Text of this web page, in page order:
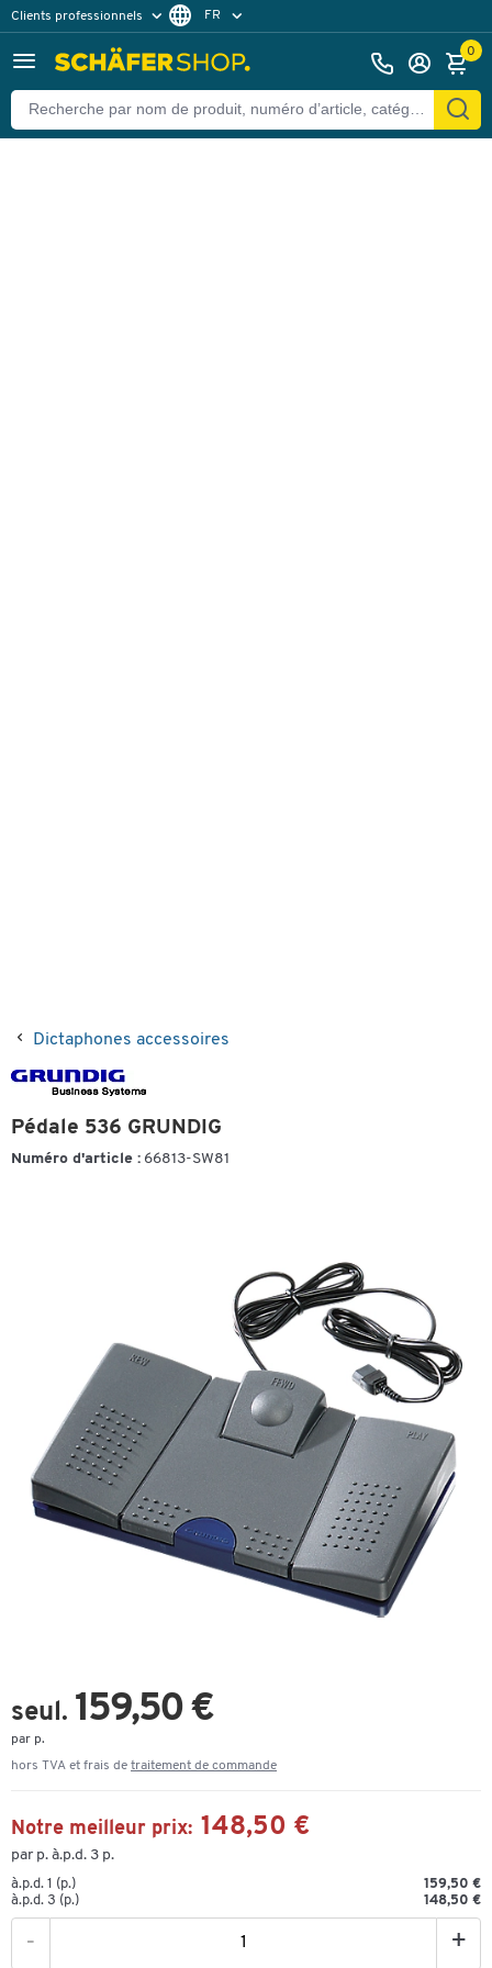
Clients professionnels
Clients particuliers
FR
0
Dictaphones accessoires
Pédale 536 GRUNDIG
Numéro d'article : 66813-SW81
seul. 159,50 €
par p.
hors TVA et frais de traitement de commande
Notre meilleur prix: 148,50 €
par p. à.p.d. 3 p.
à.p.d. 1 (p.)
159,50 €
à.p.d. 3 (p.)
148,50 €
- +
Retour